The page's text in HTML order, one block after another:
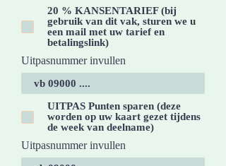
20 % KANSENTARIEF (bij
gebruik van dit vak, sturen we u
een mail met uw tarief en
betalingslink)
Uitpasnummer invullen
UITPAS Punten sparen (deze
worden op uw kaart gezet tijdens
de week van deelname)
Uitpasnummer invullen